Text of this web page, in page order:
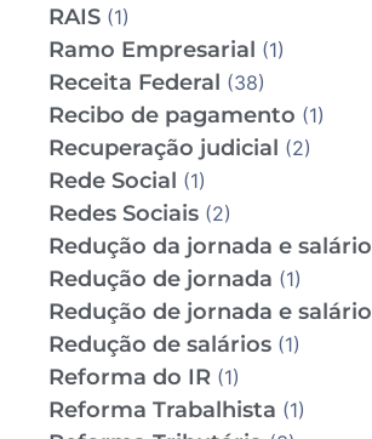
RAIS (1)
Ramo Empresarial (1)
Receita Federal (38)
Recibo de pagamento (1)
Recuperação judicial (2)
Rede Social (1)
Redes Sociais (2)
Redução da jornada e salário
Redução de jornada (1)
Redução de jornada e salário
Redução de salários (1)
Reforma do IR (1)
Reforma Trabalhista (1)